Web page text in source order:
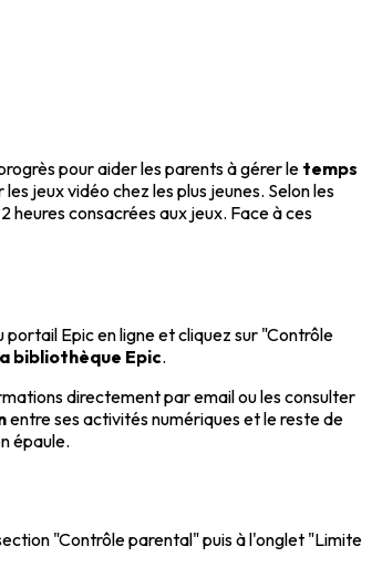
pour aider les parents à gérer letemps
jeux vidéo chez les plus jeunes. Selon les
heures consacrées aux jeux. Face à ces
Epic en ligne et cliquez sur "Contrôle
bibliothèque Epic.
directement par email ou les consulter
entre ses activités numériques et le reste de
épaule.
"Contrôle parental" puis à l'onglet "Limite